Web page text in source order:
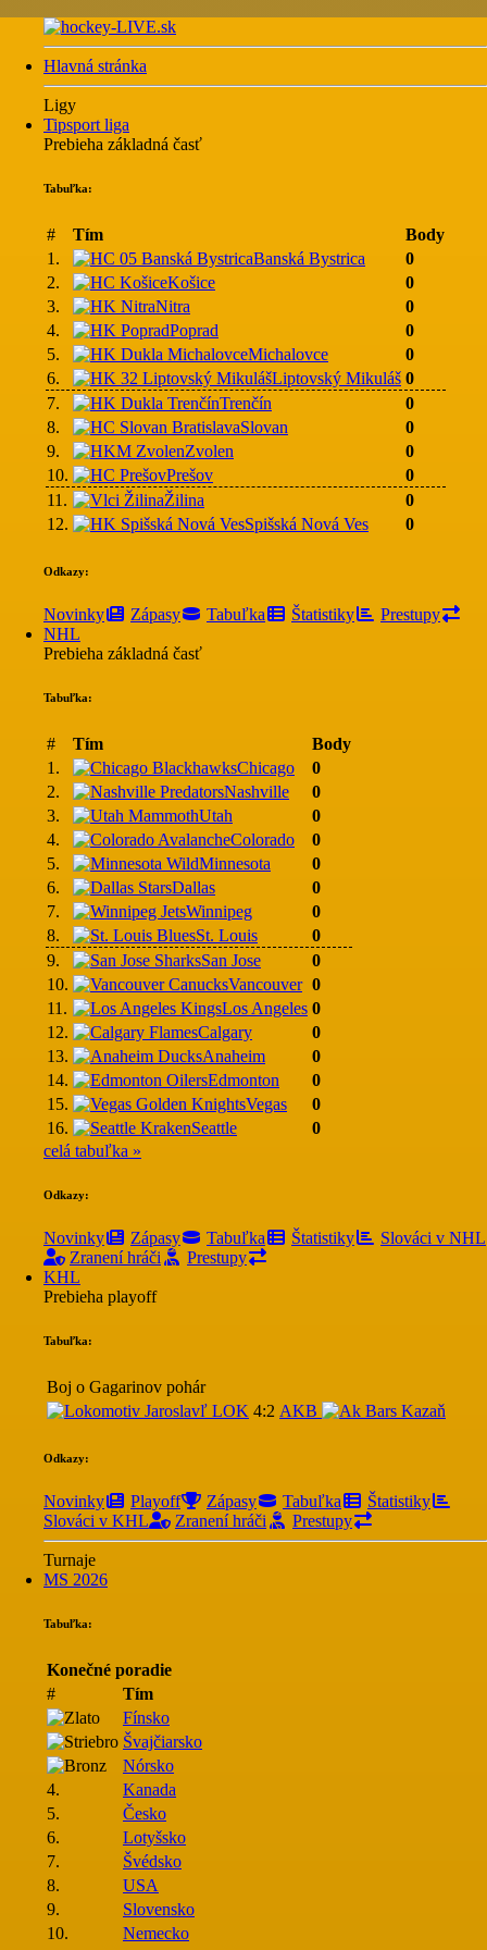
Hlavná stránka
Ligy
Tipsport liga
Prebieha základná časť
Tabuľka:
# Tím
Body
1.
Banská Bystrica
0
2.
Košice
0
3.
Nitra
0
4.
Poprad
0
5.
Michalovce
0
6.
Liptovský Mikuláš 0
7.
Trenčín
0
8.
Slovan
0
9.
Zvolen
0
10.
Prešov
0
11.
Žilina
0
12.
Spišská Nová Ves 0
Odkazy:
Novinky Zápasy Tabuľka Štatistiky
Prestupy
NHL
Prebieha základná časť
Tabuľka:
# Tím
Body
1.
Chicago
0
2.
Nashville
0
3.
Utah
0
4.
Colorado
0
5.
Minnesota
0
6.
Dallas
0
7.
Winnipeg
0
8.
St. Louis
0
9.
San Jose
0
10.
Vancouver 0
11.
Los Angeles 0
12.
Calgary
0
13.
Anaheim
0
14.
Edmonton
0
15.
Vegas
0
16.
Seattle
0
celá tabuľka »
Odkazy:
Novinky Zápasy Tabuľka Štatistiky
Slováci v NHL
Zranení hráči
Prestupy
KHL
Prebieha playoff
Tabuľka:
Boj o Gagarinov pohár
LOK 4:2 AKB
Odkazy:
Novinky Playoff Zápasy Tabuľka
Štatistiky
Slováci v KHL
Zranení hráči Prestupy
Turnaje
MS 2026
Tabuľka:
Konečné poradie
#
Tím
Fínsko
Švajčiarsko
Nórsko
4.
Kanada
5.
Česko
6.
Lotyšsko
7.
Švédsko
8.
USA
9.
Slovensko
10.
Nemecko